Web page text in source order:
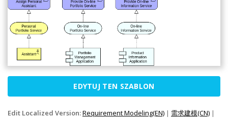
EDYTUJ TEN SZABLON
Edit Localized Version:Requirement Modeling(EN) | 需求建模(CN) |